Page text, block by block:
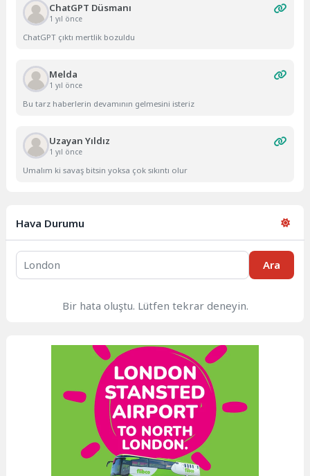
ChatGPT Düsmanı
1 yıl önce
ChatGPT çıktı mertlik bozuldu
Melda
1 yıl önce
Bu tarz haberlerin devamının gelmesini isteriz
Uzayan Yıldız
1 yıl önce
Umalım ki savaş bitsin yoksa çok sıkıntı olur
Hava Durumu
Ara
Bir hata oluştu. Lütfen tekrar deneyin.